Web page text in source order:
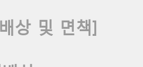
상 및 면책]